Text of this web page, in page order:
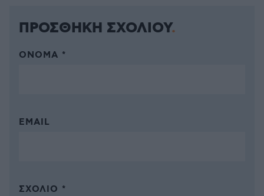
ΠΡΟΣΘΗΚΗ ΣΧΟΛΙΟΥ
ΌΝΟΜΑ *
EMAIL
ΣΧΌΛΙΟ *